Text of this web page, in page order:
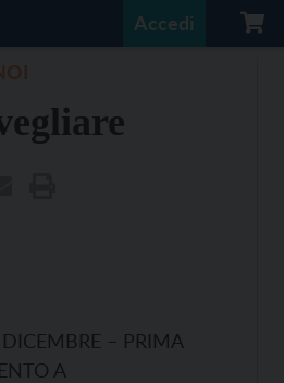
Accedi
– PRIMA
A